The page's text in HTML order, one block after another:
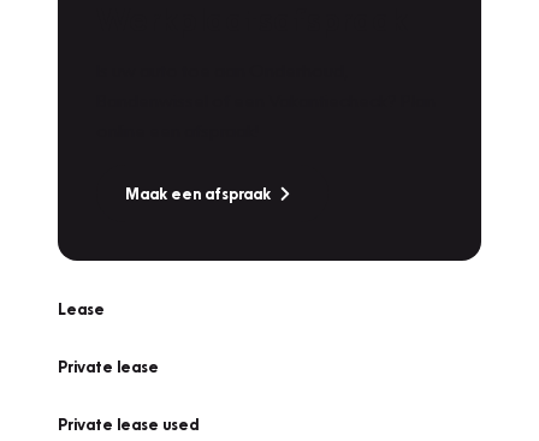
Maak een afspraak
Lease
Private lease
Private lease used